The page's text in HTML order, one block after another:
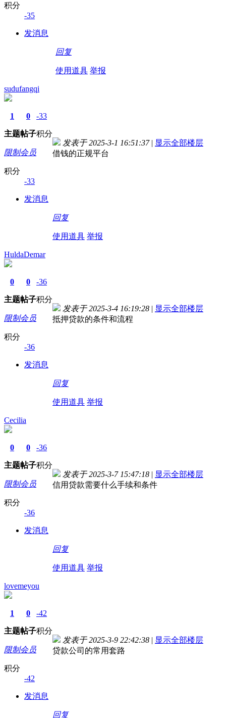
积分
-35
发消息
回复
使用道具 举报
sudufangqi
1
主题
0
帖子
-33
积分
限制会员
积分
-33
发消息
发表于 2025-3-1 16:51:37 | 显示全部楼层
借钱的正规平台
回复
使用道具 举报
HuldaDemar
0
主题
0
帖子
-36
积分
限制会员
积分
-36
发消息
发表于 2025-3-4 16:19:28 | 显示全部楼层
抵押贷款的条件和流程
回复
使用道具 举报
Cecilia
0
主题
0
帖子
-36
积分
限制会员
积分
-36
发消息
发表于 2025-3-7 15:47:18 | 显示全部楼层
信用贷款需要什么手续和条件
回复
使用道具 举报
lovemeyou
1
主题
0
帖子
-42
积分
限制会员
积分
-42
发消息
发表于 2025-3-9 22:42:38 | 显示全部楼层
贷款公司的常用套路
回复